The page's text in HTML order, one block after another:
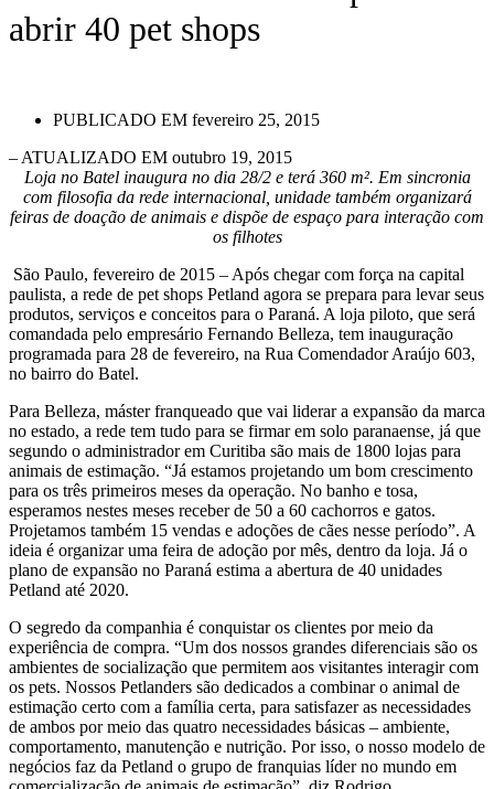
abrir 40 pet shops
PUBLICADO EM fevereiro 25, 2015
– ATUALIZADO EM outubro 19, 2015
Loja no Batel inaugura no dia 28/2 e terá 360 m². Em sincronia
com filosofia da rede internacional, unidade também organizará
feiras de doação de animais e dispõe de espaço para interação com
os filhotes
São Paulo, fevereiro de 2015 – Após chegar com força na capital
paulista, a rede de pet shops Petland agora se prepara para levar seus
produtos, serviços e conceitos para o Paraná. A loja piloto, que será
comandada pelo empresário Fernando Belleza, tem inauguração
programada para 28 de fevereiro, na Rua Comendador Araújo 603,
no bairro do Batel.
Para Belleza, máster franqueado que vai liderar a expansão da marca
no estado, a rede tem tudo para se firmar em solo paranaense, já que
segundo o administrador em Curitiba são mais de 1800 lojas para
animais de estimação. “Já estamos projetando um bom crescimento
para os três primeiros meses da operação. No banho e tosa,
esperamos nestes meses receber de 50 a 60 cachorros e gatos.
Projetamos também 15 vendas e adoções de cães nesse período”. A
ideia é organizar uma feira de adoção por mês, dentro da loja. Já o
plano de expansão no Paraná estima a abertura de 40 unidades
Petland até 2020.
O segredo da companhia é conquistar os clientes por meio da
experiência de compra. “Um dos nossos grandes diferenciais são os
ambientes de socialização que permitem aos visitantes interagir com
os pets. Nossos Petlanders são dedicados a combinar o animal de
estimação certo com a família certa, para satisfazer as necessidades
de ambos por meio das quatro necessidades básicas – ambiente,
comportamento, manutenção e nutrição. Por isso, o nosso modelo de
negócios faz da Petland o grupo de franquias líder no mundo em